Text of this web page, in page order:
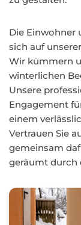
Die Einwohner
sich auf
Wir kümmern
winterlichen
Unsere
Engagement
einem
Vertrauen Sie
gemeinsam
geräumt durch